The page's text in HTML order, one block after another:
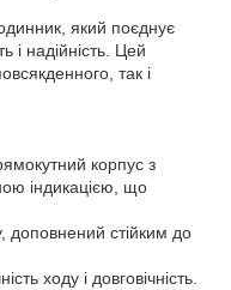
який поєднує
і надійність. Цей
так і
корпус з
індикацією, що
доповнений стійким до
ходу і довговічність.